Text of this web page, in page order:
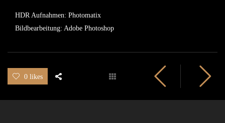
HDR Aufnahmen: Photomatix
Bildbearbeitung: Adobe Photoshop
0 likes